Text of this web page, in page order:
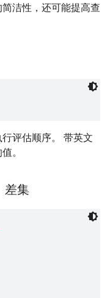
洁性，还可能提高查
评估顺序。 带英文
。
差集